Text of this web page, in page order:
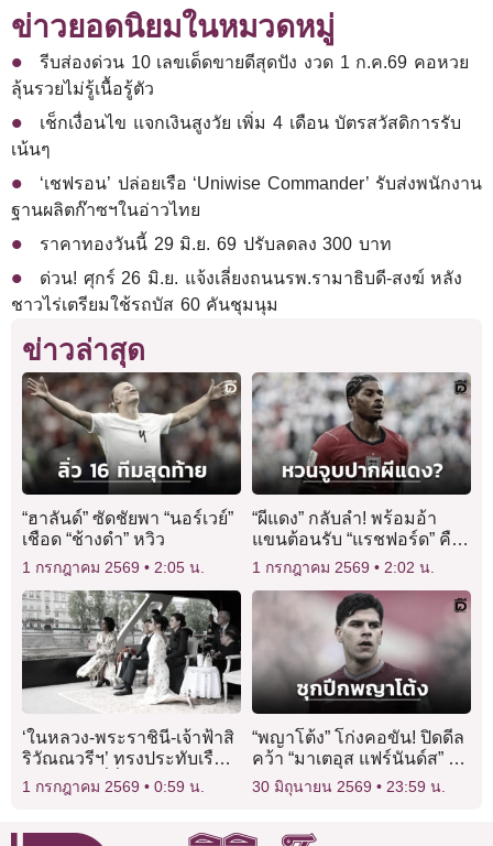
ข่าวยอดนิยมในหมวดหมู่
รีบส่องด่วน 10 เลขเด็ดขายดีสุดปัง งวด 1 ก.ค.69 คอหวย
ลุ้นรวยไม่รู้เนื้อรู้ตัว
เช็กเงื่อนไข แจกเงินสูงวัย เพิ่ม 4 เดือน บัตรสวัสดิการรับ
เน้นๆ
‘เชฟรอน’ ปล่อยเรือ ‘Uniwise Commander’ รับส่งพนักงาน
ฐานผลิตก๊าซฯในอ่าวไทย
ราคาทองวันนี้ 29 มิ.ย. 69 ปรับลดลง 300 บาท
ด่วน! ศุกร์ 26 มิ.ย. แจ้งเลี่ยงถนนรพ.รามาธิบดี-สงฆ์ หลัง
ชาวไร่เตรียมใช้รถบัส 60 คันชุมนุม
ข่าวล่าสุด
“ฮาลันด์” ซัดชัยพา “นอร์เวย์”
เชือด “ช้างดำ” หวิว
1 กรกฎาคม 2569 2:05 น.
“ผีแดง” กลับลำ! พร้อมอ้า
แขนต้อนรับ “แรชฟอร์ด” คืน
สู่ทีม
1 กรกฎาคม 2569 2:02 น.
‘ในหลวง-พระราชินี-เจ้าฟ้าสิ
ริวัณณวรีฯ’ ทรงประทับเรือ
ไฟฟ้าพระที่นั่ง ฟังบรรยาย
การอนุรักษ์ระบบนิเวศ ‘แม่
1 กรกฎาคม 2569 0:59 น.
“พญาโต้ง” โก่งคอขัน! ปิดดีล
คว้า “มาเตอุส แฟร์นันด์ส” 85
ล้านปอนด์
30 มิถุนายน 2569 23:59 น.